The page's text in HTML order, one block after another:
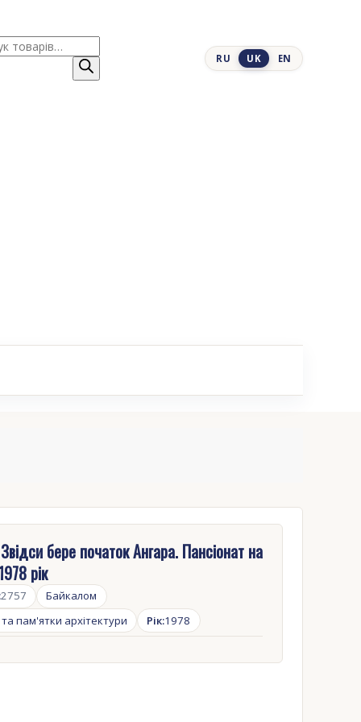
RU UK EN
бере початок Ангара. Пансіонат на
рік
2757
Байкалом
пам'ятки архітектури
Рік:1978